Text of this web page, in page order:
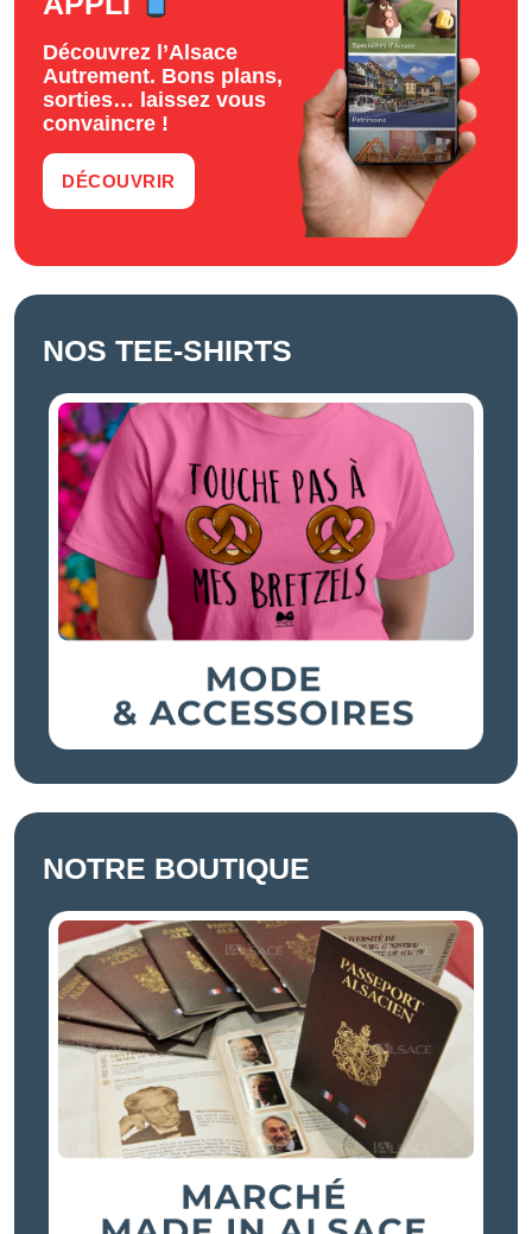
Découvrez l’Alsace
Autrement. Bons plans,
sorties… laissez vous
convaincre !
DÉCOUVRIR
NOS TEE-SHIRTS
NOTRE BOUTIQUE